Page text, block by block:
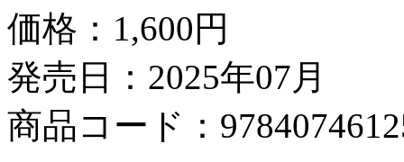
価格： 1,600円
発売日：2025年07月
商品コード：